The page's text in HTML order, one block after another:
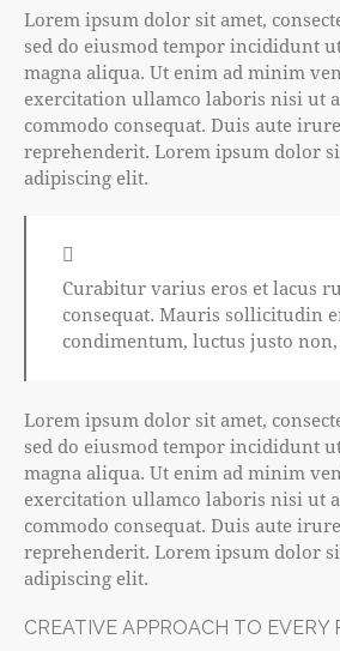
Lorem ipsum dolor sit amet,
sed do eiusmod tempor incididunt
magna aliqua. Ut enim ad minim
exercitation ullamco laboris nisi ut
commodo consequat. Duis aute
reprehenderit. Lorem ipsum dolor
adipiscing elit.
Curabitur varius eros et lacus
consequat. Mauris sollicitudin
condimentum, luctus justo
Lorem ipsum dolor sit amet,
sed do eiusmod tempor incididunt
magna aliqua. Ut enim ad minim
exercitation ullamco laboris nisi ut
commodo consequat. Duis aute
reprehenderit. Lorem ipsum dolor
adipiscing elit.
CREATIVE APPROACH TO EVERY